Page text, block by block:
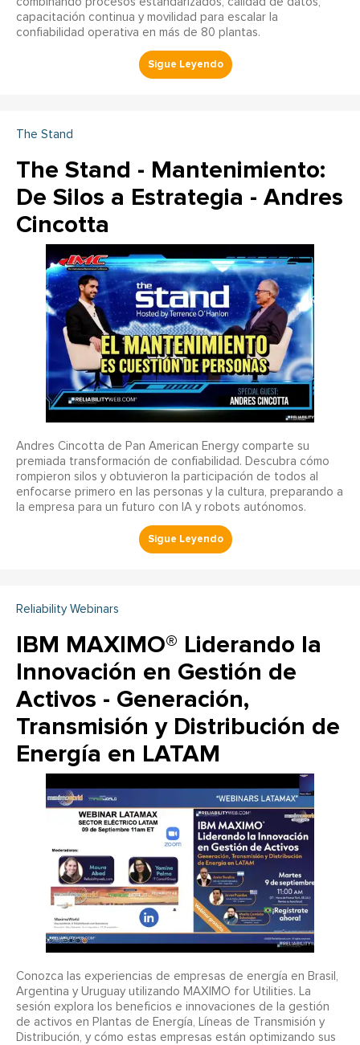
capacitación continua y movilidad para escalar la
confiabilidad operativa en más de 80 plantas.
The Stand
The Stand - Mantenimiento:
De Silos a Estrategia - Andres
Cincotta
Andres Cincotta de Pan American Energy comparte su
premiada transformación de confiabilidad. Descubra cómo
rompieron silos y obtuvieron la participación de todos al
enfocarse primero en las personas y la cultura, preparando a
la empresa para un futuro con IA y robots autónomos.
Reliability Webinars
IBM MAXIMO® Liderando la
Innovación en Gestión de
Activos - Generación,
Transmisión y Distribución de
Energía en LATAM
Conozca las experiencias de empresas de energía en Brasil,
Argentina y Uruguay utilizando MAXIMO for Utilities. La
sesión explora los beneficios e innovaciones de la gestión
de activos en Plantas de Energía, Líneas de Transmisión y
Distribución, y cómo estas empresas están optimizando sus